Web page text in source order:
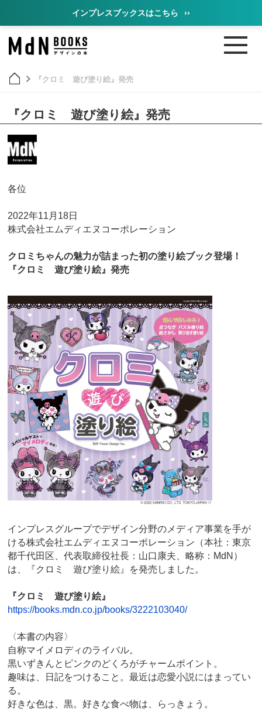
インプレスブックスはこちら ››
『クロミ 遊び塗り絵』発売
『クロミ 遊び塗り絵』発売
各位
2022年11月18日
株式会社エムディエヌコーポレーション
クロミちゃんの魅力が詰まった初の塗り絵ブック登場！
『クロミ 遊び塗り絵』発売
インプレスグループでデザイン分野のメディア事業を手が
ける株式会社エムディエヌコーポレーション（本社：東京
都千代田区、代表取締役社長：山口康夫、略称：MdN）
は、『クロミ 遊び塗り絵』を発売しました。
『クロミ 遊び塗り絵』
https://books.mdn.co.jp/books/3222103040/
〈本書の内容〉
自称マイメロディのライバル。
黒いずきんとピンクのどくろがチャームポイント。
趣味は、日記をつけること。最近は恋愛小説にはまってい
る。
好きな色は、黒。好きな食べ物は、らっきょう。